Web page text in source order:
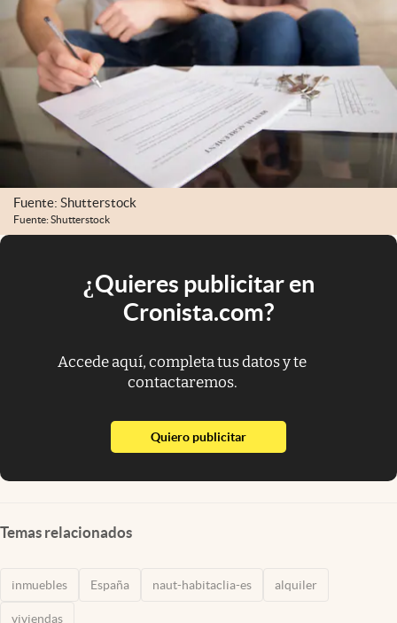
Fuente: Shutterstock
Fuente: Shutterstock
¿Quieres publicitar en
Cronista.com?
Accede aquí, completa tus datos y te
contactaremos.
Quiero publicitarabre en nueva pestaña
Temas relacionados
inmuebles España naut-habitaclia-es alquiler
viviendas